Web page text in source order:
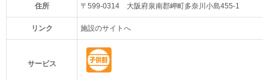
住所 〒599-0314 大阪府泉南郡岬町多奈川小島455-1
リンク 施設のサイトへ
サービス